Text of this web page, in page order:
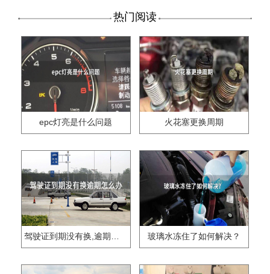
热门阅读
epc灯亮是什么问题 火花塞更换周期
驾驶证到期没有换,逾期怎么办?? 玻璃水冻住了如何解决？